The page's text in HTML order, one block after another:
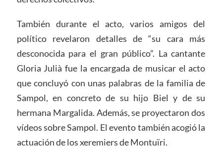
También durante el acto, varios amigos del
político revelaron detalles de “su cara más
desconocida para el gran público”. La cantante
Gloria Julià fue la encargada de musicar el acto
que concluyó con unas palabras de la familia de
Sampol, en concreto de su hijo Biel y de su
hermana Margalida. Además, se proyectaron dos
vídeos sobre Sampol. El evento también acogió la
actuación de los xeremiers de Montuïri.